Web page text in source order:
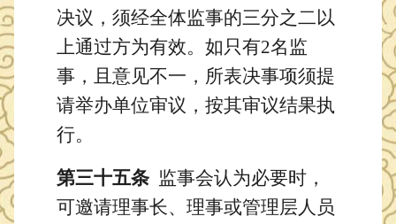
决议，须经全体监事的三分之二以
上通过方为有效。如只有2名监
事，且意见不一，所表决事项须提
请举办单位审议，按其审议结果执
行。
第三十五条 监事会认为必要时，
可邀请理事长、理事或管理层人员